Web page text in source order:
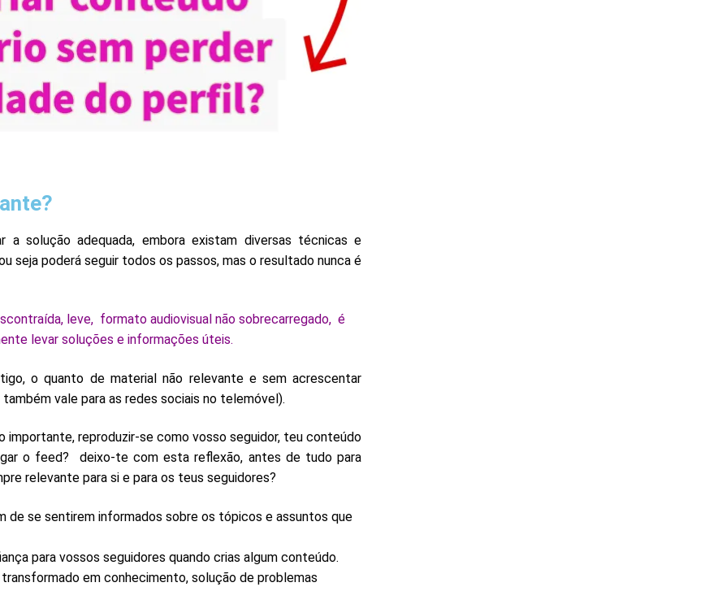
solução adequada, embora existam diversas técnicas e
seja poderá seguir todos os passos, mas o resultado nunca é
leve, formato audiovisual não sobrecarregado, é
levar soluções e informações úteis.
o quanto de material não relevante e sem acrescentar
vale para as redes sociais no telemóvel).
importante, reproduzir-se como vosso seguidor, teu conteúdo
o feed? deixo-te com esta reflexão, antes de tudo para
relevante para si e para os teus seguidores?
de se sentirem informados sobre os tópicos e assuntos que
para vossos seguidores quando crias algum conteúdo.
em conhecimento, solução de problemas